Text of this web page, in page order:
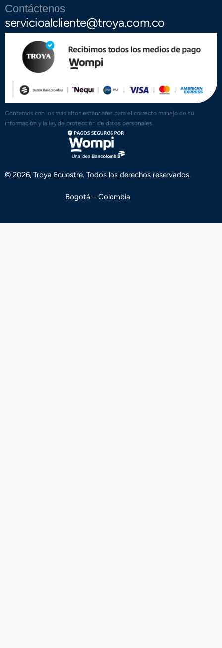
Contáctenos
servicioalcliente@troya.com.co
Contamos con los mas altos estándares para el correcto manejo de su
información y la ley de protección de datos personales.
© 2026, Troya Ecuestre. Todos los derechos reservados.
Bogotá – Colombia